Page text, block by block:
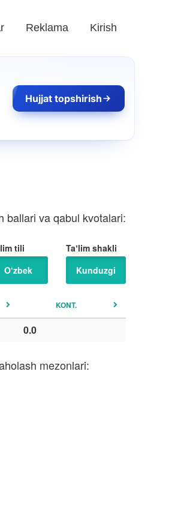
Reklama Kirish
Hujjat topshirish
ballari va qabul kvotalari:
Taʼlim shakli
Kunduzgi
tili
O‘zbek
KONT.
0.0
mezonlari: